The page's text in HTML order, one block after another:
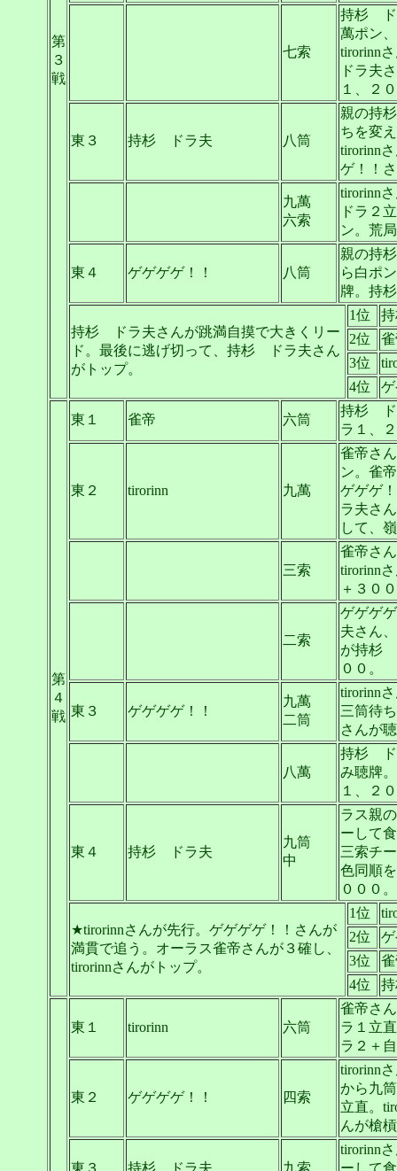
第
３
戦
七索
持杉 ド
萬ポン
tirorinn
ドラ夫
１、２
東３ 持杉 ドラ夫 八筒
親の持
ちを変
tirorinn
ゲ！！
九萬
六索
tirorinn
ドラ２
ン。荒
東４ ゲゲゲゲ！！ 八筒
親の持
ら白ポ
牌。持
持杉 ドラ夫さんが跳満自摸で大きくリー
ド。最後に逃げ切って、持杉 ドラ夫さん
がトップ。
1位
2位
3位
4位
第
４
戦
東１ 雀帝 六筒
持杉 ド
ラ１、
東２ tirorinn 九萬
雀帝さ
ン。雀
ゲゲゲ
ラ夫さ
して、
三索
雀帝さ
tirorinn
＋３０
二索
ゲゲゲ
夫さん
が持杉
００。
東３ ゲゲゲゲ！！
九萬
二筒
tirorinn
三筒待
さんが
八萬
持杉 ド
み聴牌
１、２
東４ 持杉 ドラ夫
九筒
中
ラス親
ーして
三索チ
色同順
０００。
★tirorinnさんが先行。ゲゲゲゲ！！さんが
満貫で追う。オーラス雀帝さんが３確し、
tirorinnさんがトップ。
1位
2位
3位
4位
東１ tirorinn 六筒
雀帝さ
ラ１立
ラ２＋
東２ ゲゲゲゲ！！ 四索
tirorinn
から九
立直。
んが槍
東３ 持杉 ドラ夫 九索
tirorinn
ーして